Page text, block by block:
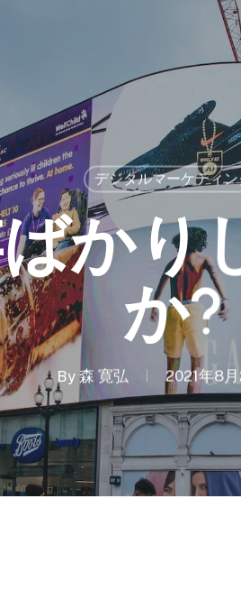
デジタルマーケティン
かり
か?
By 森 寛弘 2021年8